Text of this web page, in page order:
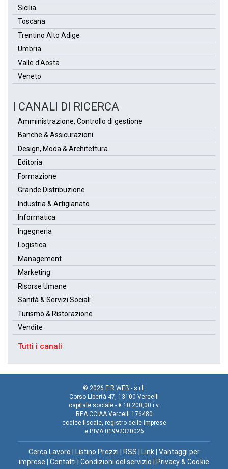
Sicilia
Toscana
Trentino Alto Adige
Umbria
Valle d'Aosta
Veneto
I CANALI DI RICERCA
Amministrazione, Controllo di gestione
Banche & Assicurazioni
Design, Moda & Architettura
Editoria
Formazione
Grande Distribuzione
Industria & Artigianato
Informatica
Ingegneria
Logistica
Management
Marketing
Risorse Umane
Sanità & Servizi Sociali
Turismo & Ristorazione
Vendite
Tutti i canali
© 2026 E.R.WEB - s.r.l.
Corso Libertà 47, 13100 Vercelli
capitale sociale - € 10.200,00 i.v.
REA CCIAA Vercelli 176480
codice fiscale, registro delle imprese
e P.IVA 01992320026
Cerca Lavoro Listino Prezzi RSS Link| Vantaggi per
imprese
Contatti Condizioni del servizio Privacy & Cookie